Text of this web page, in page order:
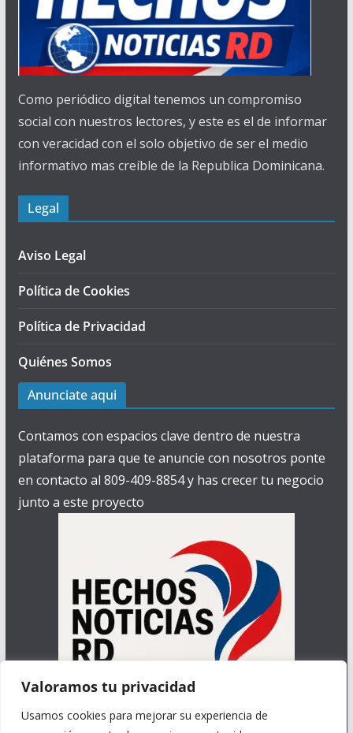
Valoramos tu privacidad
Usamos cookies para mejorar su experiencia de
Como periódico digital tenemos un compromiso
social con nuestros lectores, y este es el de informar
con veracidad con el solo objetivo de ser el medio
informativo mas creíble de la Republica Dominicana.
Legal
Aviso Legal
Política de Cookies
Política de Privacidad
Quiénes Somos
Anunciate aqui
Contamos con espacios clave dentro de nuestra
plataforma para que te anuncie con nosotros ponte
en contacto al 809-409-8854 y has crecer tu negocio
junto a este proyecto
Contamos con las características de de promoción